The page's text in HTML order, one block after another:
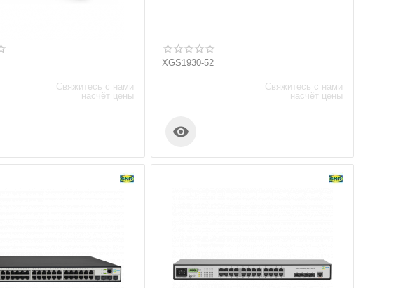
Свяжитесь с нами
насчёт цены
XGS1930-52
Свяжитесь с нами
насчёт цены
